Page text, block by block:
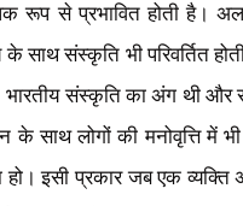
रूप से प्रभावित होती
साथ संस्कृति भी परिवर्तित
भारतीय संस्कृति का अंग थी और
के साथ लोगों की मनोवृत्ति में
हो। इसी प्रकार जब एक